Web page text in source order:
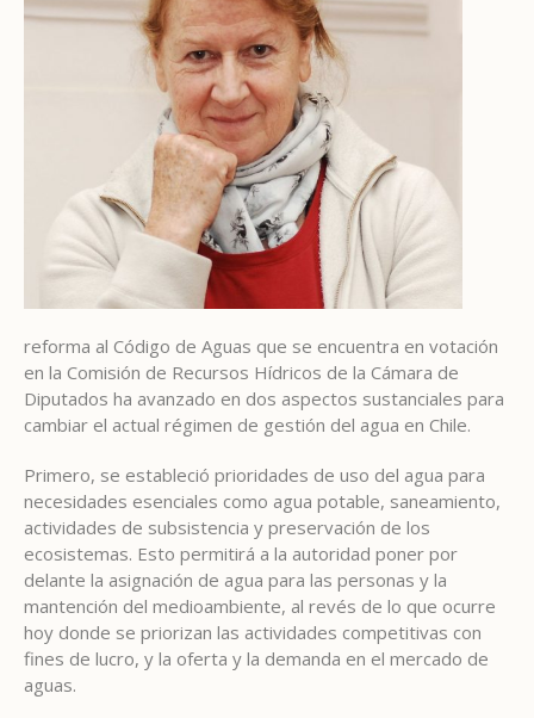
reforma al Código de Aguas que se encuentra en votación
en la Comisión de Recursos Hídricos de la Cámara de
Diputados ha avanzado en dos aspectos sustanciales para
cambiar el actual régimen de gestión del agua en Chile.
Primero, se estableció prioridades de uso del agua para
necesidades esenciales como agua potable, saneamiento,
actividades de subsistencia y preservación de los
ecosistemas. Esto permitirá a la autoridad poner por
delante la asignación de agua para las personas y la
mantención del medioambiente, al revés de lo que ocurre
hoy donde se priorizan las actividades competitivas con
fines de lucro, y la oferta y la demanda en el mercado de
aguas.